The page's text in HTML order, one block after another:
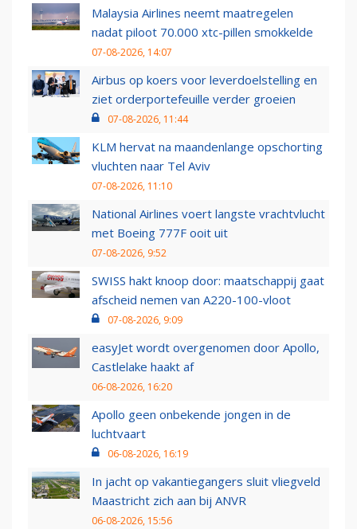
Malaysia Airlines neemt maatregelen
nadat piloot 70.000 xtc-pillen smokkelde
07-08-2026, 14:07
Airbus op koers voor leverdoelstelling en
ziet orderportefeuille verder groeien
07-08-2026, 11:44
KLM hervat na maandenlange opschorting
vluchten naar Tel Aviv
07-08-2026, 11:10
National Airlines voert langste vrachtvlucht
met Boeing 777F ooit uit
07-08-2026, 9:52
SWISS hakt knoop door: maatschappij gaat
afscheid nemen van A220-100-vloot
07-08-2026, 9:09
easyJet wordt overgenomen door Apollo,
Castlelake haakt af
06-08-2026, 16:20
Apollo geen onbekende jongen in de
luchtvaart
06-08-2026, 16:19
In jacht op vakantiegangers sluit vliegveld
Maastricht zich aan bij ANVR
06-08-2026, 15:56